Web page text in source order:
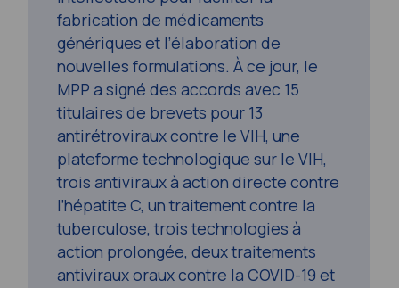
fabrication de médicaments
génériques et l’élaboration de
nouvelles formulations. À ce jour, le
MPP a signé des accords avec 15
titulaires de brevets pour 13
antirétroviraux contre le VIH, une
plateforme technologique sur le VIH,
trois antiviraux à action directe contre
l’hépatite C, un traitement contre la
tuberculose, trois technologies à
action prolongée, deux traitements
antiviraux oraux contre la COVID-19 et